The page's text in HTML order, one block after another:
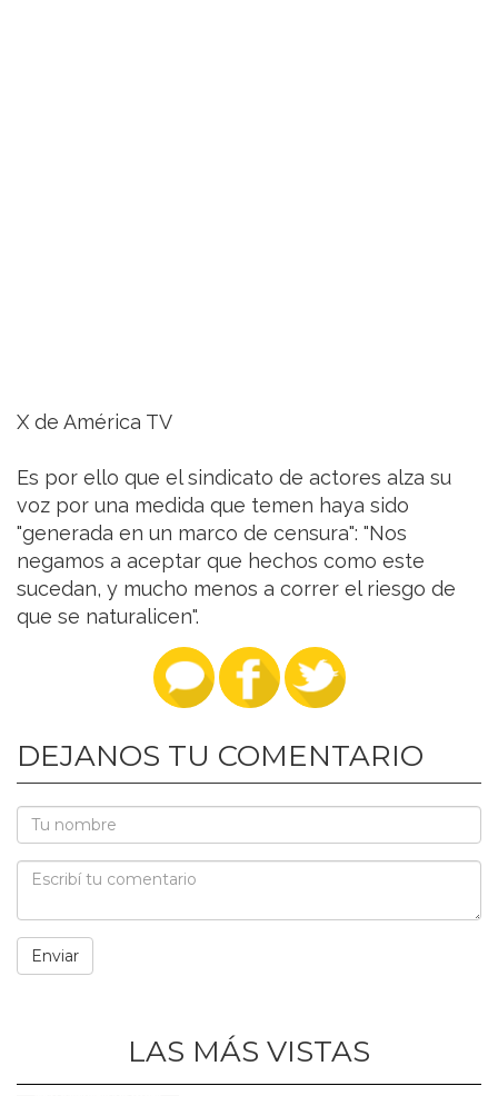
X de América TV
Es por ello que el sindicato de actores alza su
voz por una medida que temen haya sido
"generada en un marco de censura": "Nos
negamos a aceptar que hechos como este
sucedan, y mucho menos a correr el riesgo de
que se naturalicen".
DEJANOS TU COMENTARIO
LAS MÁS VISTAS